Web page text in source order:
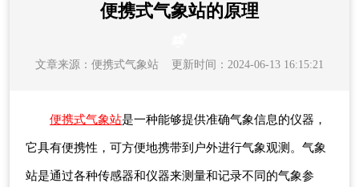
便携式气象站的原理
文章来源： 便携式气象站 更新时间：2024-06-13 16:15:21
便携式气象站是一种能够提供准确气象信息的仪器，
它具有便携性，可方便地携带到户外进行气象观测。气象
站是通过各种传感器和仪器来测量和记录不同的气象参